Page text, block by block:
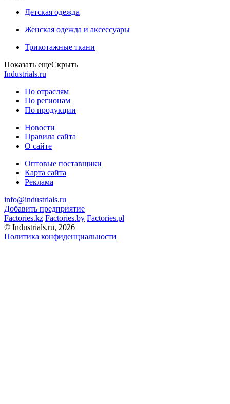
Детская одежда
Женская одежда и аксессуары
Трикотажные ткани
Показать ещеСкрыть
Industrials.ru
По отраслям
По регионам
По продукции
Новости
Правила сайта
О сайте
Оптовые поставщики
Карта сайта
Реклама
info@industrials.ru
Добавить предприятие
Factories.kz Factories.by Factories.pl
© Industrials.ru, 2026
Политика конфиденциальности